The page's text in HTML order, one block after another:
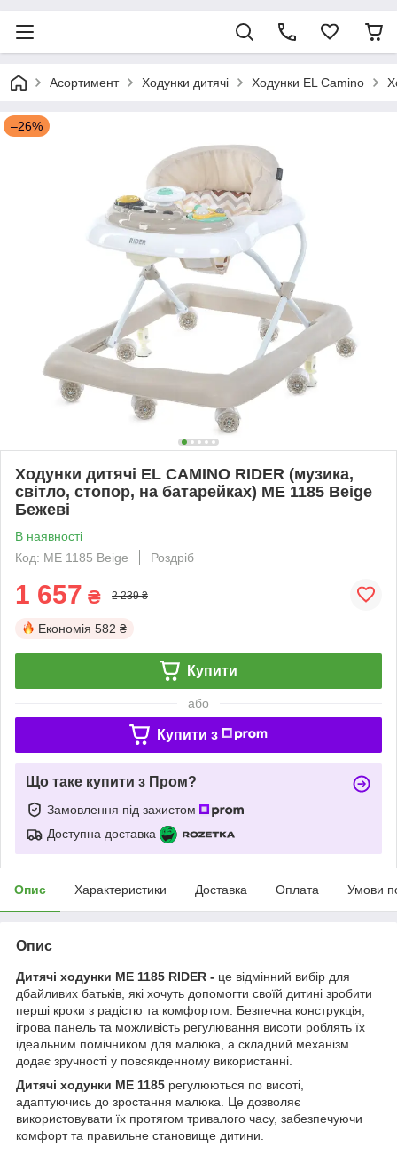
Асортимент Ходунки дитячі Ходунки EL Camino
–26%
Ходунки дитячі EL CAMINO RIDER (музика,
світло, стопор, на батарейках) ME 1185 Beige
Бежеві
В наявності
Код: ME 1185 Beige
Роздріб
1 657 ₴ 2 239 ₴
Економія 582 ₴
Купити
або
Купити з
Що таке купити з Пром?
Замовлення під захистом
Доступна доставка
Опис Характеристики Доставка Оплата Умови
Опис
Дитячі ходунки ME 1185 RIDER - це відмінний вибір для
дбайливих батьків, які хочуть допомогти своїй дитині зробити
перші кроки з радістю та комфортом. Безпечна конструкція,
ігрова панель та можливість регулювання висоти роблять їх
ідеальним помічником для малюка, а складний механізм
додає зручності у повсякденному використанні.
Дитячі ходунки ME 1185 регулюються по висоті,
адаптуючись до зростання малюка. Це дозволяє
використовувати їх протягом тривалого часу, забезпечуючи
комфорт та правильне становище дитини.